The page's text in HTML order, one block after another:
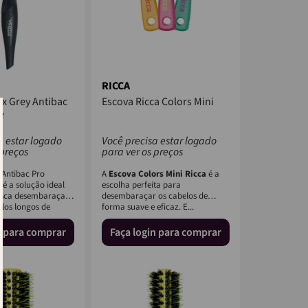
Grey Antibac
estar logado
Pro
é a solução ideal
desembaraçar
longos de
para comprar
RICCA
Escova Ricca Colors Mini
Você precisa estar logado
para ver os preços
A Escova Colors Mini Ricca é a
escolha perfeita para
desembaraçar os cabelos de
forma suave e eficaz. E...
Faça login para comprar